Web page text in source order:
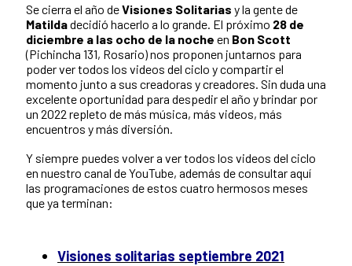
Se cierra el año deVisiones Solitarias y la gente de
Matildadecidió hacerlo a lo grande. El próximo 28 de
diciembre a las ocho de la noche en Bon Scott
(Pichincha 131, Rosario) nos proponen juntarnos para
poder ver todos los videos del ciclo y compartir el
momento junto a sus creadoras y creadores. Sin duda una
excelente oportunidad para despedir el año y brindar por
un 2022 repleto de más música, más videos, más
encuentros y más diversión.
Y siempre puedes volver a ver todos los videos del ciclo
en nuestro canal de YouTube, además de consultar aquí
las programaciones de estos cuatro hermosos meses
que ya terminan:
Visiones solitarias septiembre 2021